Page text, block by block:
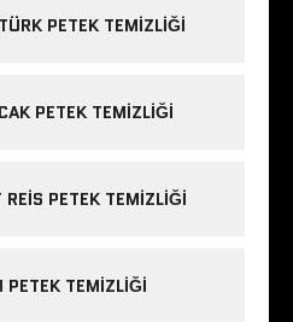
PETEK TEMIZLIĞI
PETEK TEMIZLIĞI
PETEK TEMIZLIĞI
PETEK TEMIZLIĞI